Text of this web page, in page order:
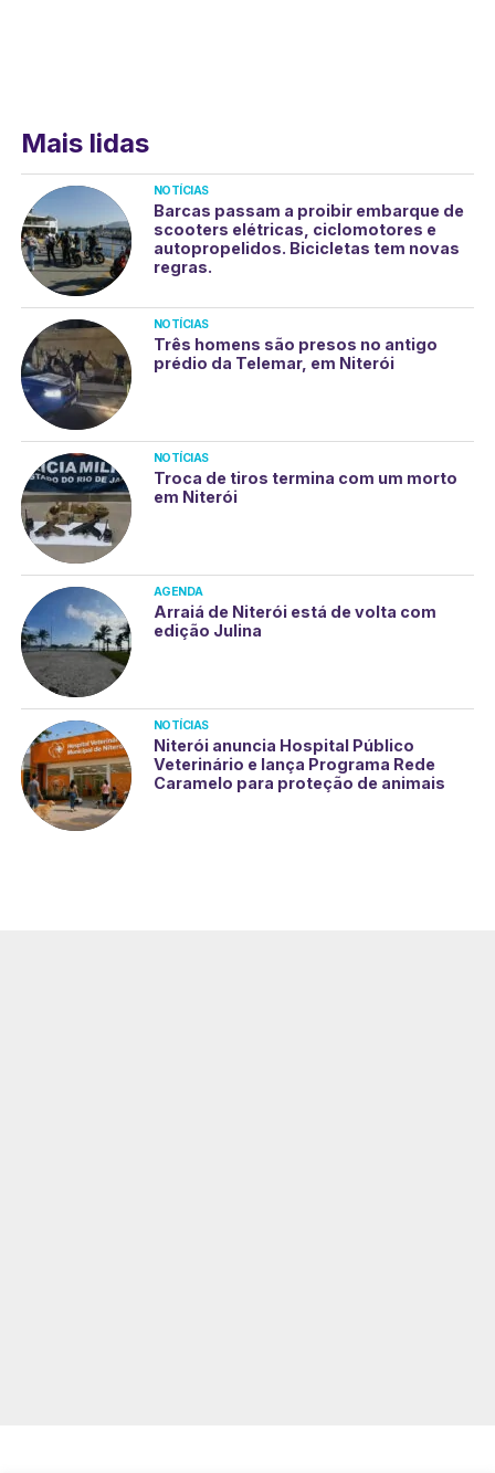
Mais lidas
NOTÍCIAS
Barcas passam a proibir embarque de
scooters elétricas, ciclomotores e
autopropelidos. Bicicletas tem novas
regras.
NOTÍCIAS
Três homens são presos no antigo
prédio da Telemar, em Niterói
NOTÍCIAS
Troca de tiros termina com um morto
em Niterói
AGENDA
Arraiá de Niterói está de volta com
edição Julina
NOTÍCIAS
Niterói anuncia Hospital Público
Veterinário e lança Programa Rede
Caramelo para proteção de animais